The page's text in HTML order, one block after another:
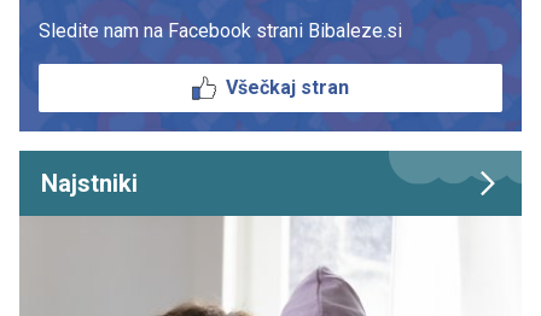
Sledite nam na Facebook strani Bibaleze.si
Všečkaj stran
Najstniki